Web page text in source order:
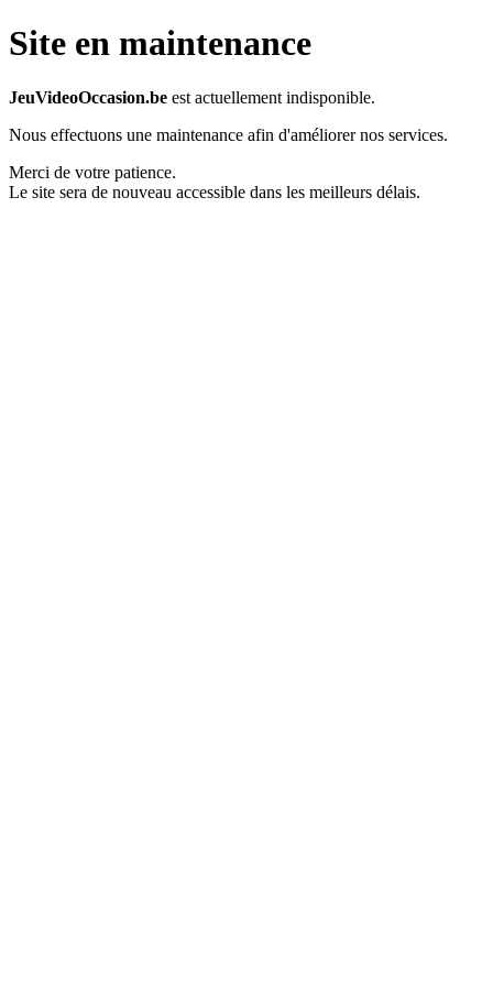
Site en maintenance
JeuVideoOccasion.be est actuellement indisponible.
Nous effectuons une maintenance afin d'améliorer nos services.
Merci de votre patience.
Le site sera de nouveau accessible dans les meilleurs délais.